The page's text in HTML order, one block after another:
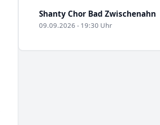
Shanty Chor Bad Zwischenahn
09.09.2026 - 19:30 Uhr